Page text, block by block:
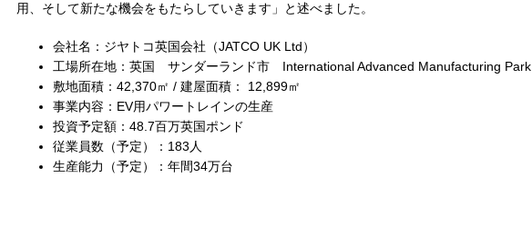
用、そして新たな機会をもたらしていきます」と述べました。
会社名：ジヤトコ英国会社（JATCO UK Ltd）
工場所在地：英国 サンダーランド市 International Advanced Manufacturing Park
敷地面積：42,370㎡ / 建屋面積： 12,899㎡
事業内容：EV用パワートレインの生産
投資予定額：48.7百万英国ポンド
従業員数（予定）：183人
生産能力（予定）：年間34万台